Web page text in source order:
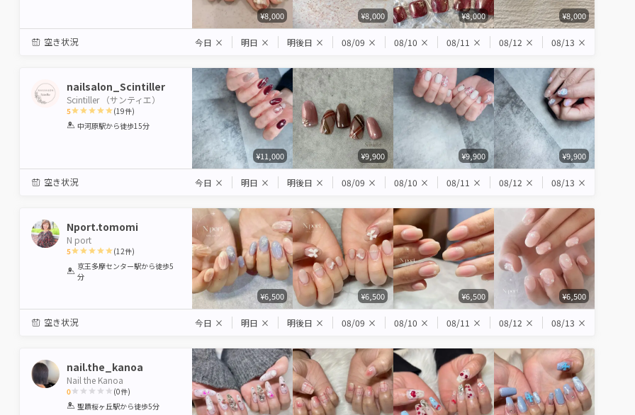
¥8,000 ¥8,000 ¥8,000 ¥8,000
空き状況 今日 × 明日 × 明後日 × 08/09 × 08/10 × 08/11 × 08/12 × 08/13 ×
nailsalon_Scintiller
Scintiller （サンティエ）
5
1 2 3 4 5
(19件)
中河原駅から徒歩15分
¥11,000 ¥9,900 ¥9,900 ¥9,900
空き状況 今日 × 明日 × 明後日 × 08/09 × 08/10 × 08/11 × 08/12 × 08/13 ×
Nport.tomomi
N port
5
1
Star
2
Stars
3 4 5
(12件)
京王多摩センター駅から徒歩5
分
¥6,500 ¥6,500 ¥6,500 ¥6,500
空き状況 今日 × 明日 × 明後日 × 08/09 × 08/10 × 08/11 × 08/12 × 08/13 ×
nail.the_kanoa
Nail the Kanoa
0
1 2 3 4 5
(0件)
聖蹟桜ヶ丘駅から徒歩5分